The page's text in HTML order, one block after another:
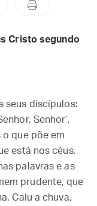
Cristo segundo
seus discípulos:
Senhor’,
o que põe em
está nos céus.
palavras e as
prudente, que
Caiu a chuva,